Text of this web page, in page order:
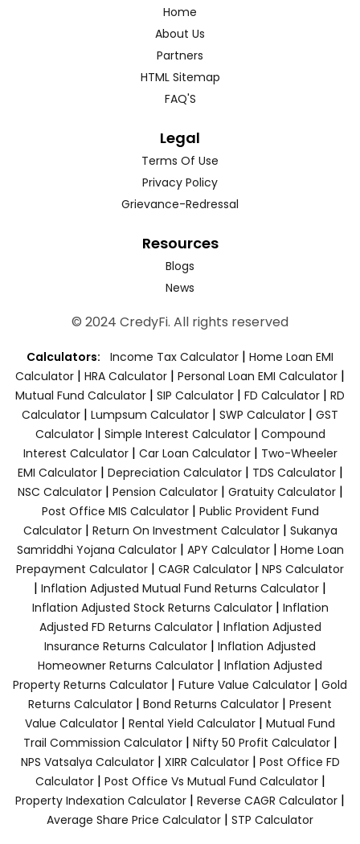
Home
About Us
Partners
HTML Sitemap
FAQ'S
Legal
Terms Of Use
Privacy Policy
Grievance-Redressal
Resources
Blogs
News
© 2024 CredyFi. All rights reserved
Calculators: Income Tax Calculator | Home Loan EMI
Calculator | HRA Calculator | Personal Loan EMI Calculator |
Mutual Fund Calculator | SIP Calculator | FD Calculator | RD
Calculator | Lumpsum Calculator | SWP Calculator | GST
Calculator| Simple Interest Calculator| Compound
Interest Calculator| Car Loan Calculator| Two-Wheeler
EMI Calculator| Depreciation Calculator| TDS Calculator|
NSC Calculator| Pension Calculator| Gratuity Calculator|
Post Office MIS Calculator| Public Provident Fund
Calculator| Return On Investment Calculator| Sukanya
Samriddhi Yojana Calculator| APY Calculator| Home Loan
Prepayment Calculator | CAGR Calculator | NPS Calculator
| Inflation Adjusted Mutual Fund Returns Calculator |
Inflation Adjusted Stock Returns Calculator| Inflation
Adjusted FD Returns Calculator| Inflation Adjusted
Insurance Returns Calculator | Inflation Adjusted
Homeowner Returns Calculator | Inflation Adjusted
Property Returns Calculator | Future Value Calculator | Gold
Returns Calculator | Bond Returns Calculator | Present
Value Calculator | Rental Yield Calculator | Mutual Fund
Trail Commission Calculator| Nifty 50 Profit Calculator|
NPS Vatsalya Calculator| XIRR Calculator| Post Office FD
Calculator| Post Office Vs Mutual Fund Calculator|
Property Indexation Calculator | Reverse CAGR Calculator |
Average Share Price Calculator | STP Calculator